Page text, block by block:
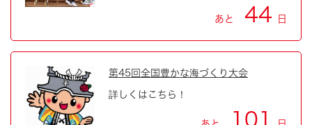
あと 44 日
第45回全国豊かな海づくり大会
詳しくはこちら！
101